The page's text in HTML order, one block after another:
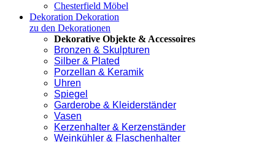
Chesterfield Möbel
Dekoration Dekoration
zu den Dekorationen
Dekorative Objekte & Accessoires
Bronzen & Skulpturen
Silber & Plated
Porzellan & Keramik
Uhren
Spiegel
Garderobe & Kleiderständer
Vasen
Kerzenhalter & Kerzenständer
Weinkühler & Flaschenhalter